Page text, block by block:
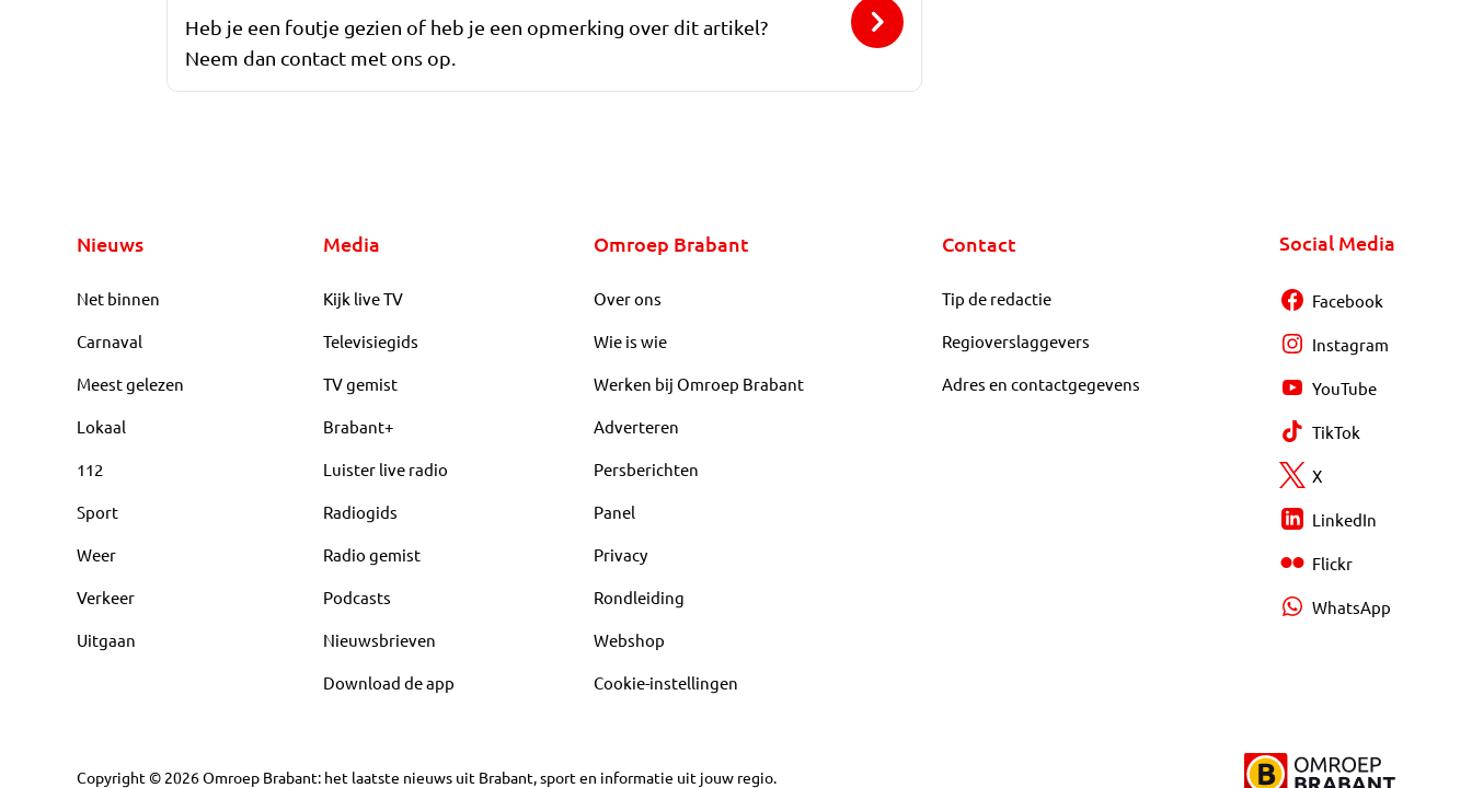
Heb je een foutje gezien of heb je een opmerking over dit artikel?
Neem dan contact met ons op.
Nieuws
Net binnen
Carnaval
Meest gelezen
Lokaal
112
Sport
Weer
Verkeer
Uitgaan
Media
Kijk live TV
Televisiegids
TV gemist
Brabant+
Luister live radio
Radiogids
Radio gemist
Podcasts
Nieuwsbrieven
Download de app
Omroep Brabant
Over ons
Wie is wie
Werken bij Omroep Brabant
Adverteren
Persberichten
Panel
Privacy
Rondleiding
Webshop
Cookie-instellingen
Contact
Tip de redactie
Regioverslaggevers
Adres en contactgegevens
Social Media
Facebook
Instagram
YouTube
TikTok
X
LinkedIn
Flickr
WhatsApp
Copyright © 2026Omroep Brabant: het laatste nieuws uit Brabant, sport en informatie uit jouw regio.